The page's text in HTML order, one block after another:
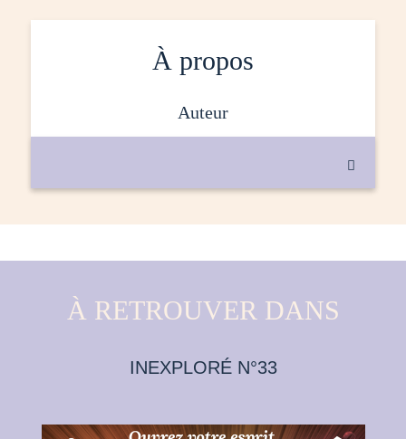
À propos
auteur

À RETROUVER DANS
INEXPLORÉ N°33